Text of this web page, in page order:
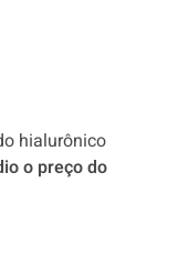
hialurônico
o preço do